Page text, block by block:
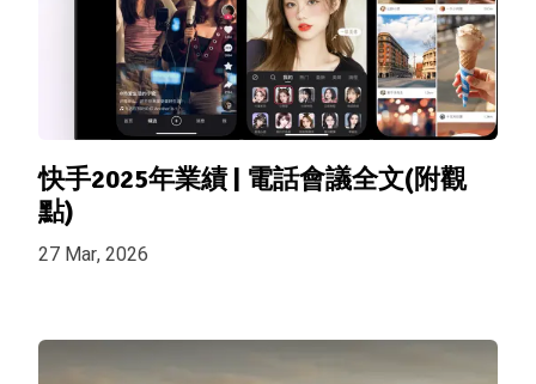
快手2025年業績 | 電話會議全文(附觀
點)
27 Mar, 2026